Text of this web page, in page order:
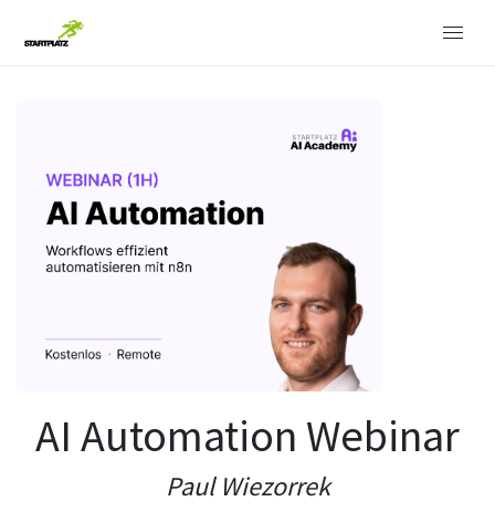
AI Automation Webinar
Paul Wiezorrek